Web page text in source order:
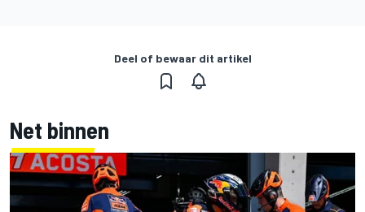
Deel of bewaar dit artikel
Net binnen